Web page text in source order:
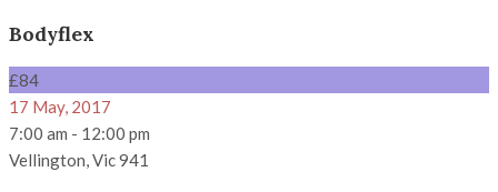
Bodyflex
£84
17 May, 2017
7:00 am - 12:00 pm
Vellington, Vic 941